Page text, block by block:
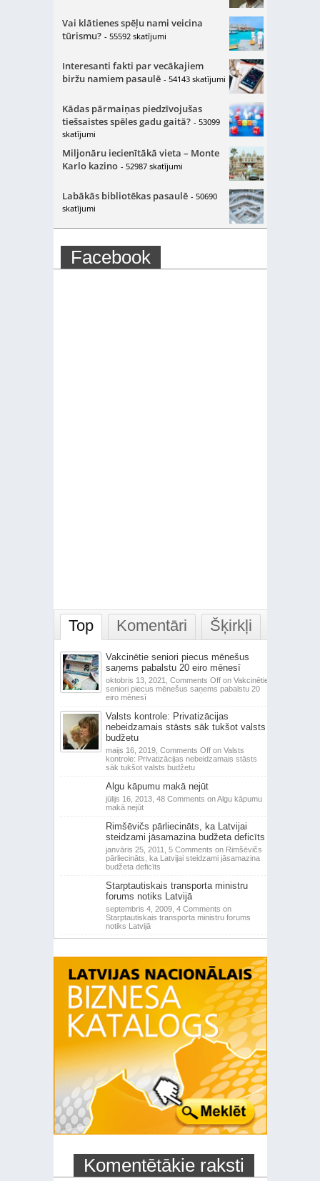
Vai klātienes spēļu nami veicina
tūrismu? - 55592 skatījumi
Interesanti fakti par vecākajiem
biržu namiem pasaulē - 54143 skatījumi
Kādas pārmaiņas piedzīvojušas
tiešsaistes spēles gadu gaitā? - 53099
skatījumi
Miljonāru iecienītākā vieta – Monte
Karlo kazino - 52987 skatījumi
Labākās bibliotēkas pasaulē - 50690
skatījumi
Facebook
Top Komentāri Šķirkļi
Vakcinētie seniori piecus mēnešus
saņems pabalstu 20 eiro mēnesī
oktobris 13, 2021, Comments Offon Vakcinētie
seniori piecus mēnešus saņems pabalstu 20
eiro mēnesī
Valsts kontrole: Privatizācijas
nebeidzamais stāsts sāk tukšot valsts
budžetu
maijs 16, 2019, Comments Offon Valsts
kontrole: Privatizācijas nebeidzamais stāsts
sāk tukšot valsts budžetu
Algu kāpumu makā nejūt
jūlijs 16, 2013, 48 Comments on Algu kāpumu
makā nejūt
Rimšēvičs pārliecināts, ka Latvijai
steidzami jāsamazina budžeta deficīts
janvāris 25, 2011, 5 Comments on Rimšēvičs
pārliecināts, ka Latvijai steidzami jāsamazina
budžeta deficīts
Starptautiskais transporta ministru
forums notiks Latvijā
septembris 4, 2009, 4 Comments on
Starptautiskais transporta ministru forums
notiks Latvijā
Komentētākie raksti